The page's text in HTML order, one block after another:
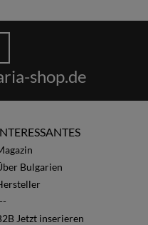
shop.de
Bulgarien
Jetzt inserieren